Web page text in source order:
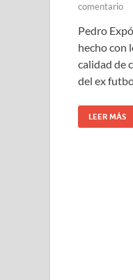
comentario
Pedro
hecho con
calidad de
del ex
LEER MÁS